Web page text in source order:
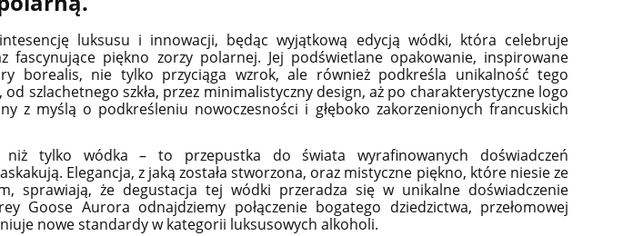
luksusu i innowacji, będąc wyjątkową edycją wódki, która celebruje
fascynujące piękno zorzy polarnej. Jej podświetlane opakowanie, inspirowane
borealis, nie tylko przyciąga wzrok, ale również podkreśla unikalność tego
szlachetnego szkła, przez minimalistyczny design, aż po charakterystyczne logo
z myślą o podkreśleniu nowoczesności i głęboko zakorzenionych francuskich
tylko wódka – to przepustka do świata wyrafinowanych doświadczeń
Elegancja, z jaką została stworzona, oraz mistyczne piękno, które niesie ze
sprawiają, że degustacja tej wódki przeradza się w unikalne doświadczenie
Goose Aurora odnajdziemy połączenie bogatego dziedzictwa, przełomowej
nowe standardy w kategorii luksusowych alkoholi.